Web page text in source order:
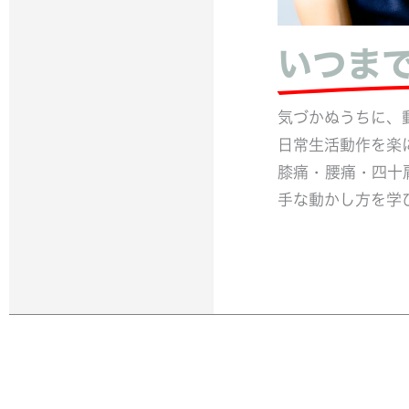
いつま
気づかぬうちに、
日常生活動作を
膝痛・腰痛・四
手な動かし方を学